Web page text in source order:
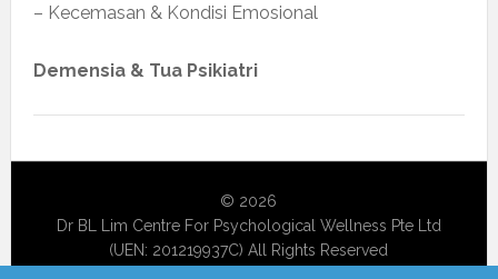
– Kecemasan & Kondisi Emosional
Demensia & Tua Psikiatri
© 2026
Dr BL Lim Centre For Psychological Wellness Pte Ltd
(UEN: 201219937C) All Rights Reserved